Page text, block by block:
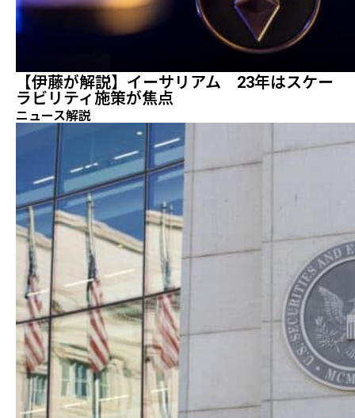
【伊藤が解説】イーサリアム 23年はスケー
ラビリティ施策が焦点
ニュース解説